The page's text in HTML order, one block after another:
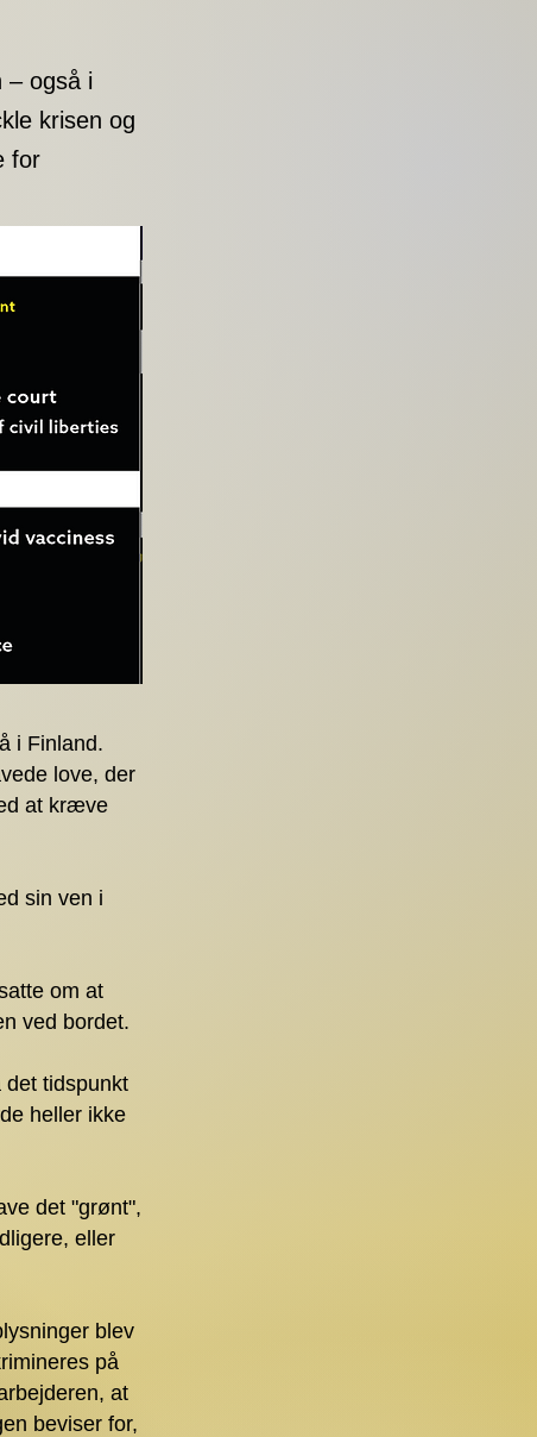
– også i
krisen og
for
i Finland.
love, der
at kræve
sin ven i
om at
ved bordet.
det tidspunkt
heller ikke
det "grønt",
eller
blev
på
at
beviser for,